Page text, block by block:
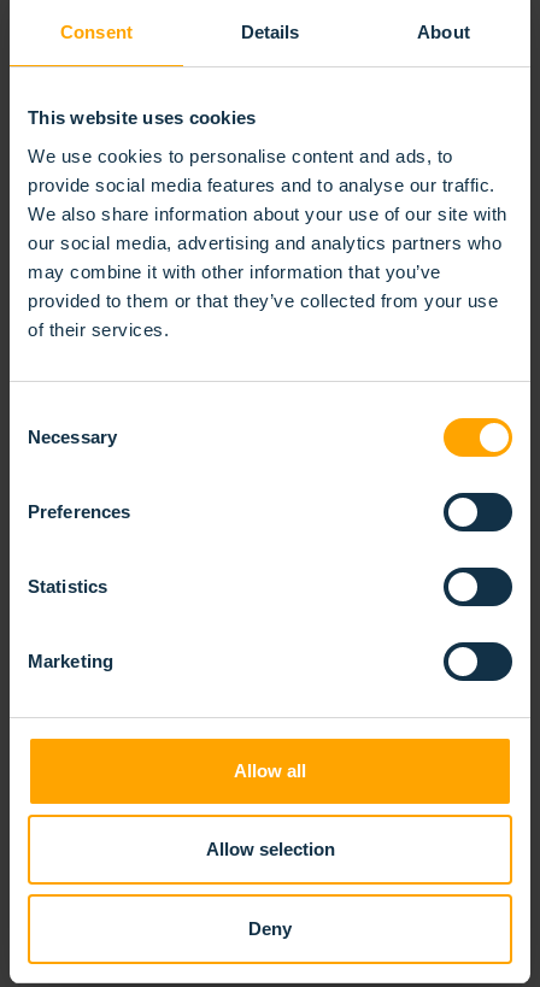
Consent Details About
This website uses cookies
We use cookies to personalise content and ads, to
provide social media features and to analyse our traffic.
We also share information about your use of our site with
our social media, advertising and analytics partners who
may combine it with other information that you’ve
provided to them or that they’ve collected from your use
of their services.
Selection
Necessary
Preferences
Statistics
Marketing
Allow all
Allow selection
Deny
BROSSE SPIRALÉE DOUBLE BANDE
BROSSE SPIRALÉE SIMPLE BANDE